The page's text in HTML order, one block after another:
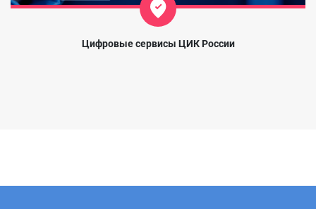
Цифровые сервисы ЦИК России